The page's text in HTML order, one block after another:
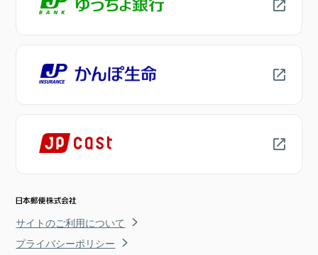
サイトのご利用について
プライバシーポリシー